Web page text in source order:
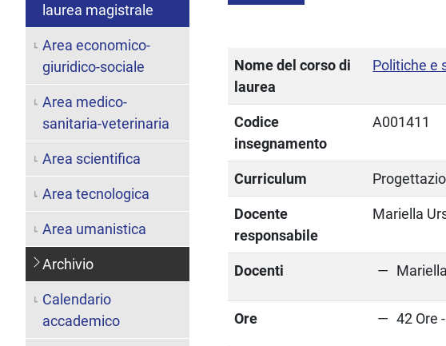
Nome del corso di
laurea
Politiche e
Codice
insegnamento
A001411
Curriculum
Docente
responsabile
Mariella
Docenti
Ore 42 Ore
laurea magistrale
Area economico-
giuridico-sociale
Area medico-
sanitaria-veterinaria
Area scientifica
Area tecnologica
Area umanistica
Archivio
Calendario
accademico